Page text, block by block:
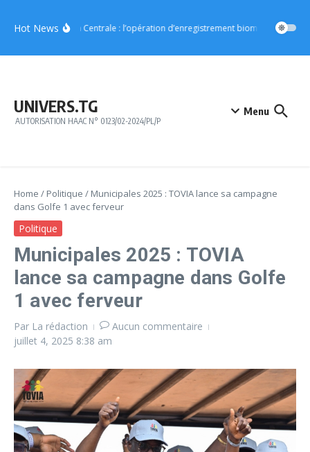
Hot NewsRégion Centrale : l’opération d’enregistrement biométrique
UNIVERS.TG
AUTORISATION HAAC N° 0123/02-2024/PL/P
Menu
Home / Politique / Municipales 2025 : TOVIA lance sa campagne
dans Golfe 1 avec ferveur
Politique
Municipales 2025 : TOVIA
lance sa campagne dans Golfe
1 avec ferveur
Par La rédaction
Aucun commentaire
juillet 4, 2025 8:38 am